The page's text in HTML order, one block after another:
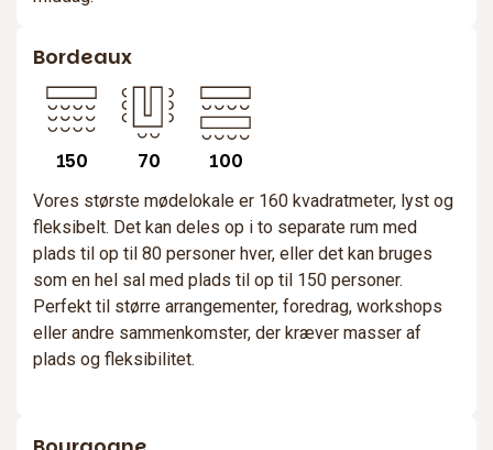
Bordeaux
150 70 100
Vores største mødelokale er 160 kvadratmeter, lyst og
fleksibelt. Det kan deles op i to separate rum med
plads til op til 80 personer hver, eller det kan bruges
som en hel sal med plads til op til 150 personer.
Perfekt til større arrangementer, foredrag, workshops
eller andre sammenkomster, der kræver masser af
plads og fleksibilitet.